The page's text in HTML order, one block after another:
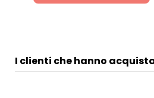
I clienti che hanno